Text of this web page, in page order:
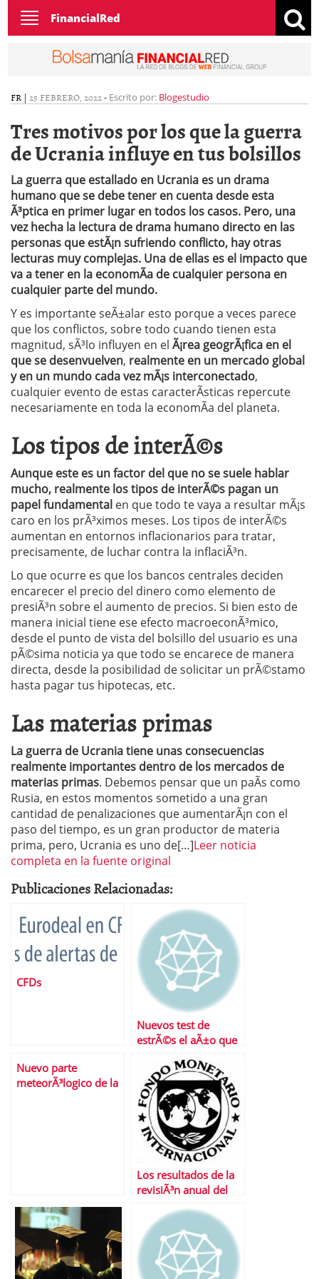
Toggle
navigation
FinancialRed
FR | 25 FEBRERO, 2022- Escrito por: Blogestudio
Tres motivos por los que la guerra
de Ucrania influye en tus bolsillos
La guerra que estallado en Ucrania es un drama
humano que se debe tener en cuenta desde esta
Ã³ptica en primer lugar en todos los casos. Pero, una
vez hecha la lectura de drama humano directo en las
personas que estÃ¡n sufriendo conflicto, hay otras
lecturas muy complejas. Una de ellas es el impacto que
va a tener en la economÃ­a de cualquier persona en
cualquier parte del mundo.
Y es importante seÃ±alar esto porque a veces parece
que los conflictos, sobre todo cuando tienen esta
magnitud, sÃ³lo influyen en el Ã¡rea geogrÃ¡fica en el
que se desenvuelven, realmente en un mercado global
y en un mundo cada vez mÃ¡s interconectado,
cualquier evento de estas caracterÃ­sticas repercute
necesariamente en toda la economÃ­a del planeta.
Los tipos de interÃ©s
Aunque este es un factor del que no se suele hablar
mucho, realmente los tipos de interÃ©s pagan un
papel fundamental en que todo te vaya a resultar mÃ¡s
caro en los prÃ³ximos meses. Los tipos de interÃ©s
aumentan en entornos inflacionarios para tratar,
precisamente, de luchar contra la inflaciÃ³n.
Lo que ocurre es que los bancos centrales deciden
encarecer el precio del dinero como elemento de
presiÃ³n sobre el aumento de precios. Si bien esto de
manera inicial tiene ese efecto macroeconÃ³mico,
desde el punto de vista del bolsillo del usuario es una
pÃ©sima noticia ya que todo se encarece de manera
directa, desde la posibilidad de solicitar un prÃ©stamo
hasta pagar tus hipotecas, etc.
Las materias primas
La guerra de Ucrania tiene unas consecuencias
realmente importantes dentro de los mercados de
materias primas. Debemos pensar que un paÃ­s como
Rusia, en estos momentos sometido a una gran
cantidad de penalizaciones que aumentarÃ¡n con el
paso del tiempo, es un gran productor de materia
prima, pero, Ucrania es uno de[…]Leer noticia
completa en la fuente original
Publicaciones Relacionadas:
CFDs
Nuevos test de
estrÃ©s el aÃ±o que
Nuevo parte
meteorÃ³logico de la
Los resultados de la
revisiÃ³n anual del
espaÃ±ola